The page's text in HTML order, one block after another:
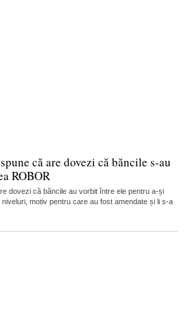
că are dovezi că băncile s-au
ROBOR
dovezi că băncile au vorbit între ele pentru a-și
motiv pentru care au fost amendate și li s-a